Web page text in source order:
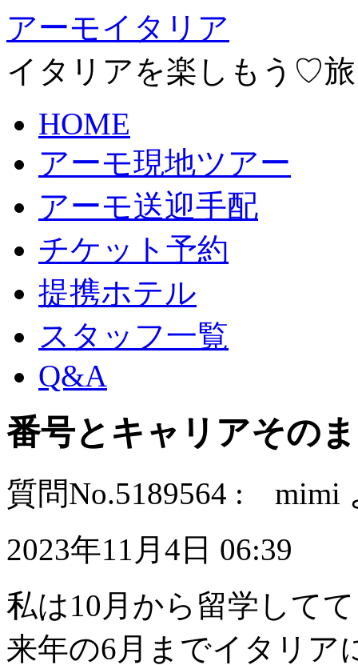
アーモイタリア
イタリアを楽しもう♡
HOME
アーモ現地ツアー
アーモ送迎手配
チケット予約
提携ホテル
スタッフ一覧
Q&A
番号とキャリアその
質問No.5189564 : mimi
2023年11月4日 06:39
私は10月から留学してて
来年の6月までイタリア